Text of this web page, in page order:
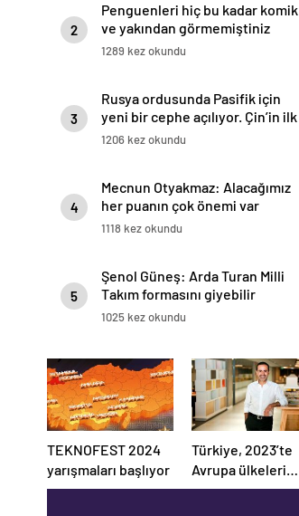
2
Penguenleri hiç bu kadar komik
ve yakından görmemiştiniz
1289 kez okundu
3
Rusya ordusunda Pasifik için
yeni bir cephe açılıyor. Çin’in ilk
tepkisi!
1206 kez okundu
4
Mecnun Otyakmaz: Alacağımız
her puanın çok önemi var
1118 kez okundu
5
Şenol Güneş: Arda Turan Milli
Takım formasını giyebilir
1025 kez okundu
TEKNOFEST 2024
yarışmaları başlıyor
Türkiye, 2023’te
Avrupa ülkeleri
arasında dijital